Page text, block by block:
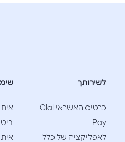
לשירותך
כרטיס האשראי Clal
Pay
לאפליקציה של כלל